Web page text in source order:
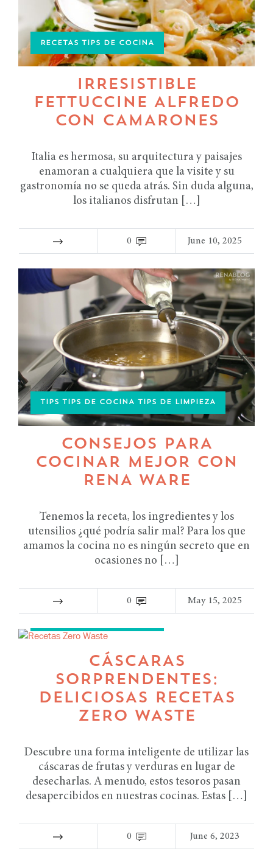
RECETAS TIPS DE COCINA
IRRESISTIBLE
FETTUCCINE ALFREDO
CON CAMARONES
Italia es hermosa, su arquitectura y paisajes
enamoran a cualquiera que la visite y su
gastronomía no se queda atrás. Sin duda alguna,
los italianos disfrutan […]
0 June 10, 2025
TIPS TIPS DE COCINA TIPS DE LIMPIEZA
CONSEJOS PARA
COCINAR MEJOR CON
RENA WARE
Tenemos la receta, los ingredientes y los
utensilios ¿qué podría salir mal? Para los que
amamos la cocina no es ningún secreto que en
ocasiones no […]
0 May 15, 2025
CÁSCARAS
SORPRENDENTES:
DELICIOSAS RECETAS
ZERO WASTE
Descubre una forma inteligente de utilizar las
cáscaras de frutas y verduras en lugar de
desecharlas. A menudo, estos tesoros pasan
desapercibidos en nuestras cocinas. Estas […]
0 June 6, 2023